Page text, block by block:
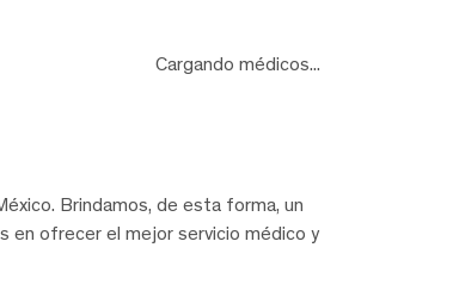
Cargando médicos...
Brindamos, de esta forma, un
en ofrecer el mejor servicio médico y